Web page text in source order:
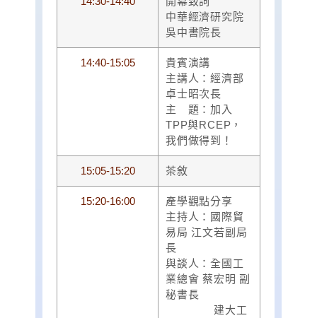
中華經濟研究院
吳中書院長
14:40-15:05
貴賓演講
主講人：經濟部
卓士昭次長
主 題：加入
TPP與RCEP，
我們做得到！
15:05-15:20 茶敘
15:20-16:00
產學觀點分享
主持人：國際貿
易局 江文若副局
長
與談人：全國工
業總會 蔡宏明 副
秘書長
建大工